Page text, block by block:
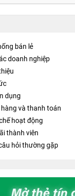
bán lẻ
doanh nghiệp
dụng
hàng và thanh toán
hoạt động
thành viên
hỏi thường gặp